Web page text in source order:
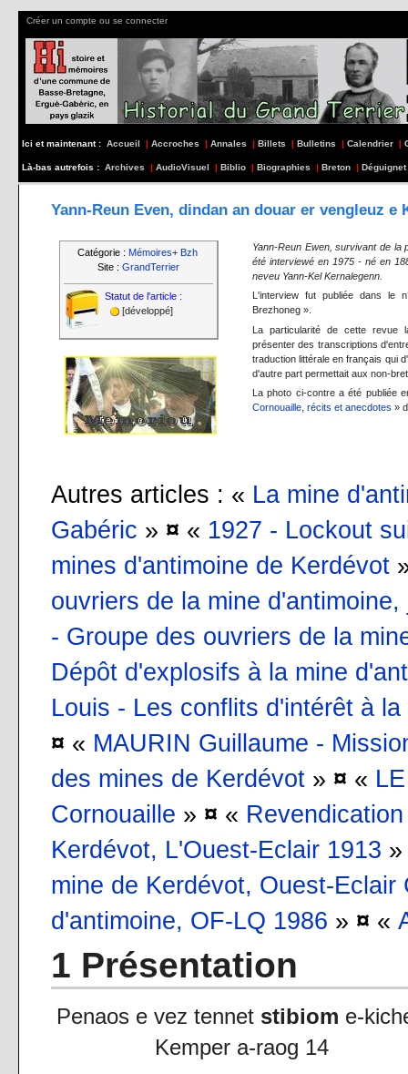
Créer un compte ou se connecter
Ici et maintenant : Accueil | Accroches | Annales | Billets | Bulletins | Calendrier |
Là-bas autrefois : Archives | AudioVisuel | Biblio | Biographies | Breton | Déguignet
Yann-Reun Even, dindan an douar er vengleuz e
Catégorie : Mémoires+ Bzh
Site : GrandTerrier
Statut de l'article :
[développé]
Yann-Reun Ewen, survivant de la
été interviewé en 1975 - né en
neveu Yann-Kel Kernalegenn.
L'interview fut publiée dans le
Brezhoneg ».
La particularité de cette revue
présenter des transcriptions
traduction littérale en français qui
d'autre part permettait aux non-
La photo ci-contre a été publiée
Cornouaille, récits et anecdotes »
Autres articles : « La mine
Gabéric » ¤ « 1927 - Lockout
mines d'antimoine de Kerdévot
ouvriers de la mine
- Groupe des ouvriers de la
Dépôt d'explosifs à la mine
Louis - Les conflits d'intérêt à
¤ « MAURIN Guillaume -
des mines de Kerdévot » ¤ «
Cornouaille » ¤ «
Kerdévot, L'Ouest-Eclair 1913
mine de Kerdévot, Ouest-Eclair
d'antimoine, OF-LQ 1986‎ » ¤ «
1 Présentation
Penaos e vez tennet stibiom e-
Kemper a-raog 14